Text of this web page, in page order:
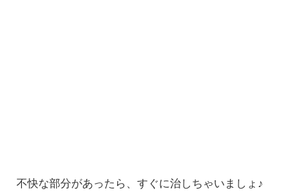
不快な部分があったら、すぐに治しちゃいましょ♪